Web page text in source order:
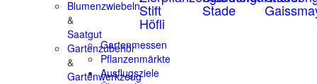
Blumenzwiebeln
&
Saatgut
Gartenzubehör
&
Gartenwerkzeug
Stift
Höfli
Stade
Gartenmessen
Pflanzenmärkte
Ausflugsziele